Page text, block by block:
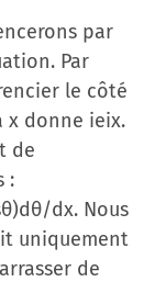
par
Par
le côté
x donne ieix.
de
:
dx. Nous
uniquement
de